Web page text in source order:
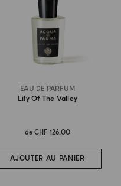
EAU DE PARFUM
Lily Of The Valley
de CHF 126.00
AJOUTER AU PANIER